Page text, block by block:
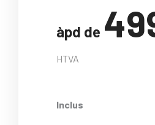
àpd de
HTVA
Inclus